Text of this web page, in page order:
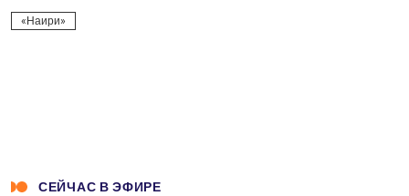
«Наири»
СЕЙЧАС В ЭФИРЕ